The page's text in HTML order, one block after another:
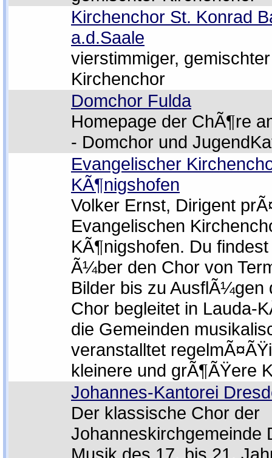
Kirchenchor St. Konrad
a.d.Saale
vierstimmiger,
Kirchenchor
Domchor Fulda
Homepage der ChÃ¶re
- Domchor und
Evangelischer
KÃ¶nigshofen
Volker Ernst, Dirigent
Evangelischen
KÃ¶nigshofen. Du
Ã¼ber den Chor von
Bilder bis zu AusflÃ¼gen
Chor begleitet in Lauda-
die Gemeinden
veranstalltet
kleinere und grÃ¶ÃŸere
Johannes-Kantorei
Der klassische Chor der
Johanneskirchgemeinde